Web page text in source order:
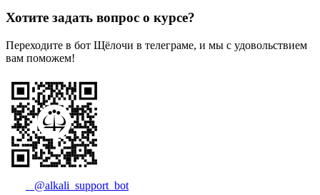
Хотите задать вопрос о курсе?
Переходите в бот Щёлочи в телеграме, и мы с удовольствием
вам поможем!
@alkali_support_bot